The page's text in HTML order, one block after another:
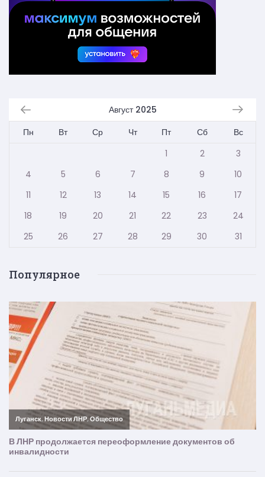
Август 2025
Пн
Вт Ср Чт Пт Сб
Вс
1
2
3
4
5 6 7 8 9
10
11
12 13 14 15 16
17
18
19 20 21 22 23
24
25
26 27 28 29 30 31
Популярное